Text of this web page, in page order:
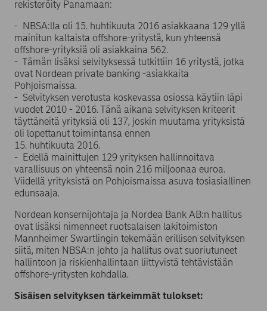
rekisteröity Panamaan:
- NBSA:lla oli 15. huhtikuuta 2016 asiakkaana 129 yllä
mainitun kaltaista offshore-yritystä, kun yhteensä
offshore-yrityksiä oli asiakkaina 562.
- Tämän lisäksi selvityksessä tutkittiin 16 yritystä, jotka
ovat Nordean private banking -asiakkaita
Pohjoismaissa.
- Selvityksen verotusta koskevassa osiossa käytiin läpi
vuodet 2010 - 2016. Tänä aikana selvityksen kriteerit
täyttäneitä yrityksiä oli 137, joskin muutama yrityksistä
oli lopettanut toimintansa ennen
15. huhtikuuta 2016.
- Edellä mainittujen 129 yrityksen hallinnoitava
varallisuus on yhteensä noin 216 miljoonaa euroa.
Viidellä yrityksistä on Pohjoismaissa asuva tosiasiallinen
edunsaaja.
Nordean konsernijohtaja ja Nordea Bank AB:n hallitus
ovat lisäksi nimenneet ruotsalaisen lakitoimiston
Mannheimer Swartlingin tekemään erillisen selvityksen
siitä, miten NBSA:n johto ja hallitus ovat suoriutuneet
hallintoon ja riskienhallintaan liittyvistä tehtävistään
offshore-yritysten kohdalla.
Sisäisen selvityksen tärkeimmät tulokset: